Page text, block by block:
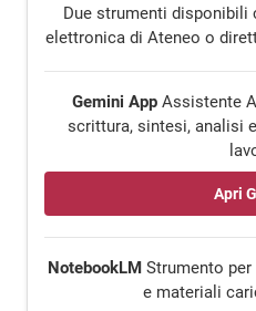
Due strumenti disponibili
elettronica di Ateneo o
Gemini App Assistente
scrittura, sintesi, analisi
Apri
NotebookLMStrumento per
e materiali